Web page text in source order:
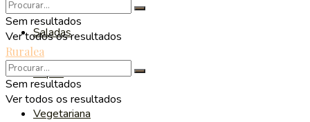
Saladas
Sopas
Vegetariana
Sem resultados
Ver todos os resultados
Ruralea
Sem resultados
Ver todos os resultados